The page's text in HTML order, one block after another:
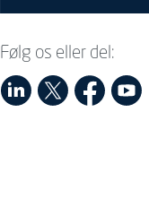
Følg os eller del: